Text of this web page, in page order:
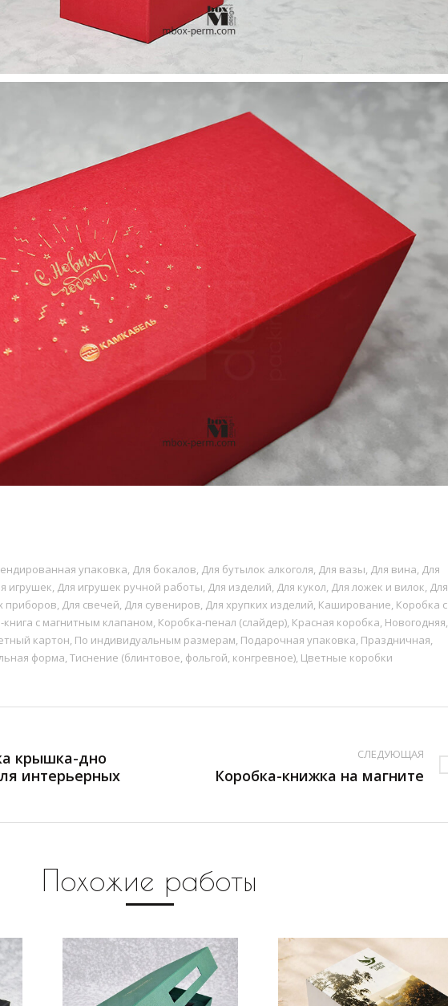
упаковка, Для бокалов, Для бутылок алкоголя, Для вазы, Для вина, Для
игрушек, Для игрушек ручной работы, Для изделий, Для кукол, Для ложек и вилок, Для
приборов, Для свечей, Для сувениров, Для хрупких изделий, Каширование, Коробка с
книга с магнитным клапаном, Коробка-пенал (слайдер), Красная коробка, Новогодняя,
картон, По индивидуальным размерам, Подарочная упаковка, Праздничная,
форма, Тиснение (блинтовое, фольгой, конгревное), Цветные коробки
крышка-дно
интерьерных
СЛЕДУЮЩАЯ
Коробка-книжка на магните
Похожие работы